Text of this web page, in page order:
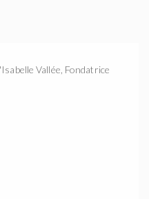
Vallée, Fondatrice